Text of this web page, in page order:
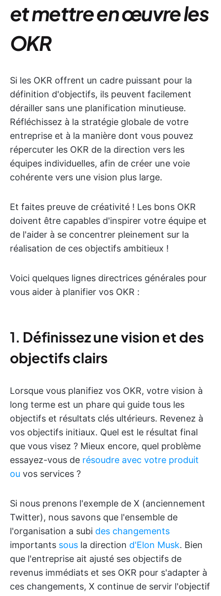
et mettre en œuvre les
OKR
Si les OKR offrent un cadre puissant pour la
définition d'objectifs, ils peuvent facilement
dérailler sans une planification minutieuse.
Réfléchissez à la stratégie globale de votre
entreprise et à la manière dont vous pouvez
répercuter les OKR de la direction vers les
équipes individuelles, afin de créer une voie
cohérente vers une vision plus large.
Et faites preuve de créativité ! Les bons OKR
doivent être capables d'inspirer votre équipe et
de l'aider à se concentrer pleinement sur la
réalisation de ces objectifs ambitieux !
Voici quelques lignes directrices générales pour
vous aider à planifier vos OKR :
1. Définissez une vision et des
objectifs clairs
Lorsque vous planifiez vos OKR, votre vision à
long terme est un phare qui guide tous les
objectifs et résultats clés ultérieurs. Revenez à
vos objectifs initiaux. Quel est le résultat final
que vous visez ? Mieux encore, quel problème
essayez-vous de résoudre avec votre produit
ou vos services ?
Si nous prenons l'exemple de X (anciennement
Twitter), nous savons que l'ensemble de
l'organisation a subi des changements
importants sous la direction d'Elon Musk. Bien
que l'entreprise ait ajusté ses objectifs de
revenus immédiats et ses OKR pour s'adapter à
ces changements, X continue de servir l'objectif